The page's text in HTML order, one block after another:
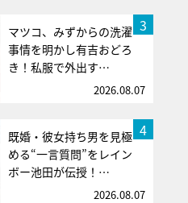
3
マツコ、みずからの洗濯
事情を明かし有吉おどろ
き！私服で外出す…
2026.08.07
4
既婚・彼女持ち男を見極
める“一言質問”をレイン
ボー池田が伝授！…
2026.08.07